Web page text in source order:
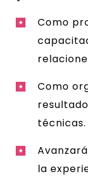
Como
Como
técnicas.
la